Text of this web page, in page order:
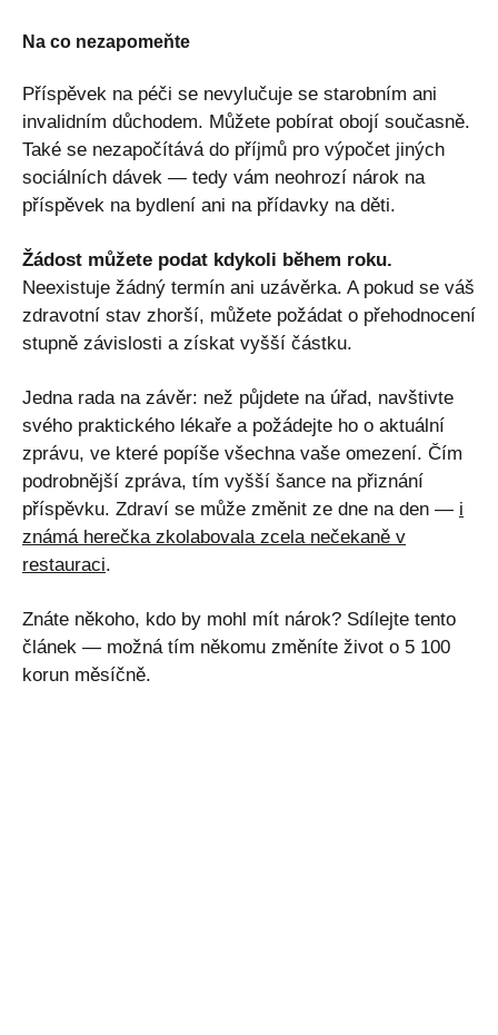
Na co nezapomeňte
Příspěvek na péči se nevylučuje se starobním ani
invalidním důchodem. Můžete pobírat obojí současně.
Také se nezapočítává do příjmů pro výpočet jiných
sociálních dávek — tedy vám neohrozí nárok na
příspěvek na bydlení ani na přídavky na děti.
Žádost můžete podat kdykoli během roku.
Neexistuje žádný termín ani uzávěrka. A pokud se váš
zdravotní stav zhorší, můžete požádat o přehodnocení
stupně závislosti a získat vyšší částku.
Jedna rada na závěr: než půjdete na úřad, navštivte
svého praktického lékaře a požádejte ho o aktuální
zprávu, ve které popíše všechna vaše omezení. Čím
podrobnější zpráva, tím vyšší šance na přiznání
příspěvku. Zdraví se může změnit ze dne na den — i
známá herečka zkolabovala zcela nečekaně v
restauraci.
Znáte někoho, kdo by mohl mít nárok? Sdílejte tento
článek — možná tím někomu změníte život o 5 100
korun měsíčně.